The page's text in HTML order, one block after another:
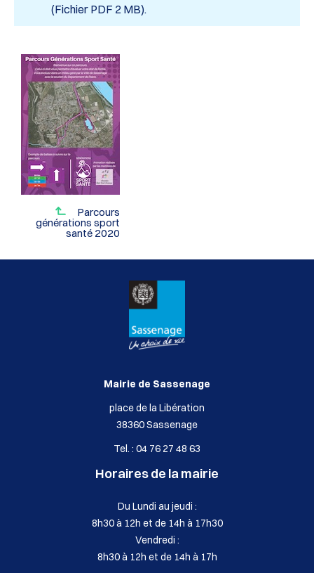
(Fichier PDF 2 MB).
Parcours
générations sport
santé 2020
Mairie de Sassenage
place de la Libération
38360 Sassenage
Tel. : 04 76 27 48 63
Horaires de la mairie
Du Lundi au jeudi :
8h30 à 12h et de 14h à 17h30
Vendredi :
8h30 à 12h et de 14h à 17h